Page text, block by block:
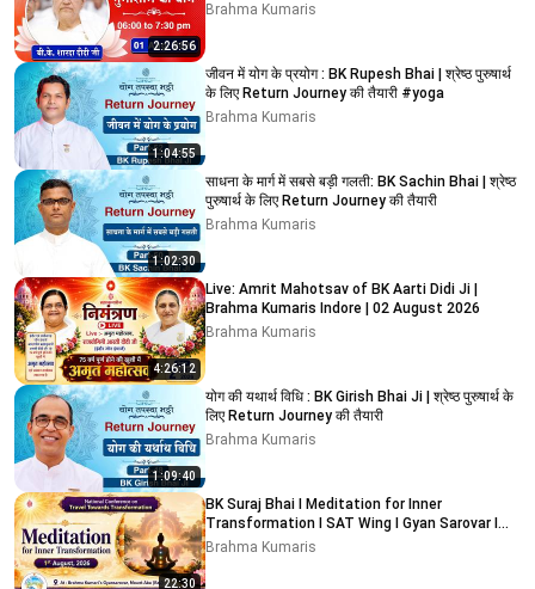
2:26:56
Brahma Kumaris
1:04:55
जीवन में योग के प्रयोग : BK Rupesh Bhai | श्रेष्ठ पुरुषार्थ
के लिए Return Journey की तैयारी #yoga
Brahma Kumaris
1:02:30
साधना के मार्ग में सबसे बड़ी गलती: BK Sachin Bhai | श्रेष्ठ
पुरुषार्थ के लिए Return Journey की तैयारी
Brahma Kumaris
4:26:12
Live: Amrit Mahotsav of BK Aarti Didi Ji |
Brahma Kumaris Indore | 02 August 2026
Brahma Kumaris
1:09:40
योग की यथार्थ विधि : BK Girish Bhai Ji | श्रेष्ठ पुरुषार्थ के
लिए Return Journey की तैयारी
Brahma Kumaris
22:30
BK Suraj Bhai I Meditation for Inner
Transformation I SAT Wing I Gyan Sarovar I
Abu Raj I 01/08/2026
Brahma Kumaris